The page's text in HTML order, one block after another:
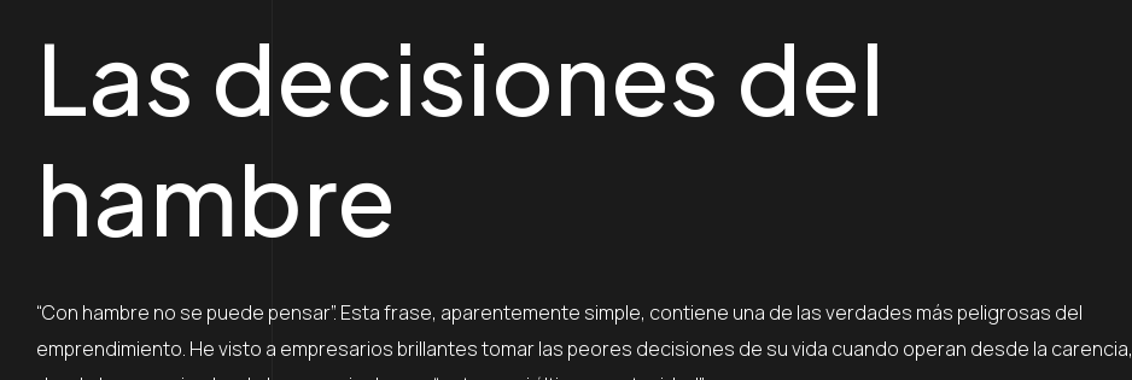
Las decisiones del
hambre
“Con hambre no se puede pensar”. Esta frase, aparentemente simple, contiene una de las verdades más peligrosas del
emprendimiento. He visto a empresarios brillantes tomar las peores decisiones de su vida cuando operan desde la carencia,